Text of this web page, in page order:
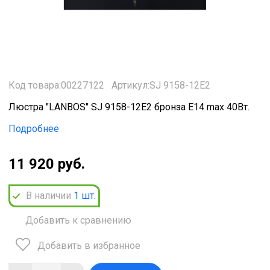
Код товара:00227122
Артикул:SJ 9158-12E2
Люстра "LANBOS" SJ 9158-12E2 бронза Е14 max 40Вт.
Подробнее
11 920 руб.
В наличии 1 шт.
Добавить к сравнению
Добавить в избранное